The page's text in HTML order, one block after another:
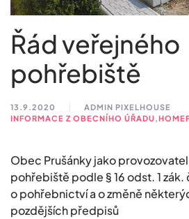
Řád veřejného
pohřebiště
13.9.2020
ADMIN PIXELHOUSE
INFORMACE Z OBECNÍHO ÚŘADU,
Obec Prušánky jako
pohřebiště podle § 16 odst. 1
o pohřebnictví a o změně
pozdějších předpisů